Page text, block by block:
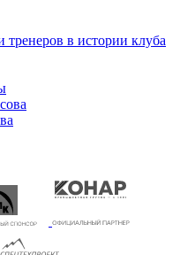
тренеров в истории клуба